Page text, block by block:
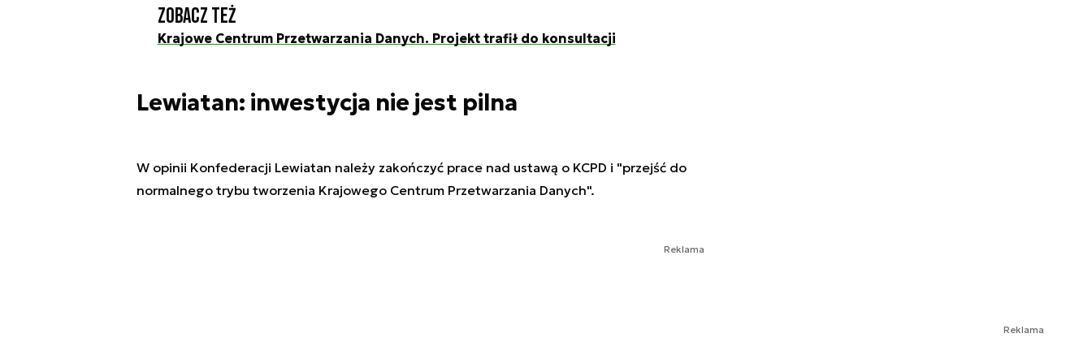
Zobacz też
Krajowe Centrum Przetwarzania Danych. Projekt trafił do konsultacji
Lewiatan: inwestycja nie jest pilna
W opinii Konfederacji Lewiatan należy zakończyć prace nad ustawą o KCPD i "przejść do
normalnego trybu tworzenia Krajowego Centrum Przetwarzania Danych".
Reklama
Reklama